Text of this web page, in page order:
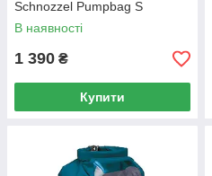
Schnozzel Pumpbag S
В наявності
1 390 ₴
Купити